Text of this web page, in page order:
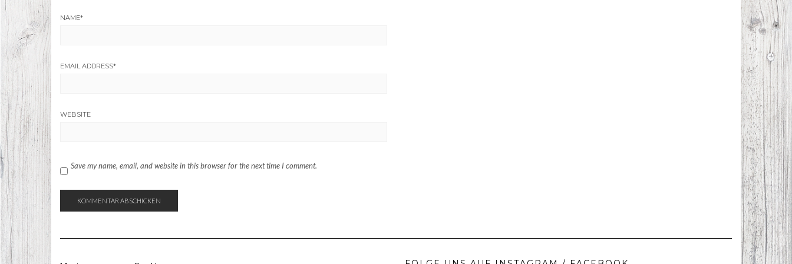
NAME*
EMAIL ADDRESS*
WEBSITE
Save my name, email, and website in this browser for the next time I comment.